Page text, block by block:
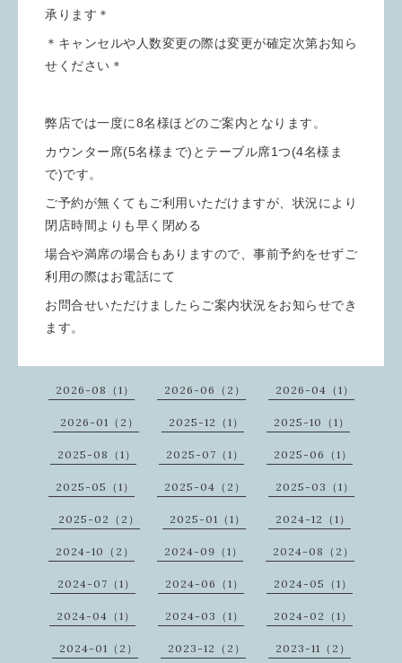
承ります＊
＊キャンセルや人数変更の際は変更が確定次第お知ら
せください＊
弊店では一度に8名様ほどのご案内となります。
カウンター席(5名様まで)とテーブル席1つ(4名様ま
で)です。
ご予約が無くてもご利用いただけますが、状況により
閉店時間よりも早く閉める
場合や満席の場合もありますので、事前予約をせずご
利用の際はお電話にて
お問合せいただけましたらご案内状況をお知らせでき
ます。
2026-08（1） 2026-06（2） 2026-04（1）
2026-01（2） 2025-12（1） 2025-10（1）
2025-08（1） 2025-07（1） 2025-06（1）
2025-05（1） 2025-04（2） 2025-03（1）
2025-02（2） 2025-01（1） 2024-12（1）
2024-10（2） 2024-09（1） 2024-08（2）
2024-07（1） 2024-06（1） 2024-05（1）
2024-04（1） 2024-03（1） 2024-02（1）
2024-01（2） 2023-12（2） 2023-11（2）